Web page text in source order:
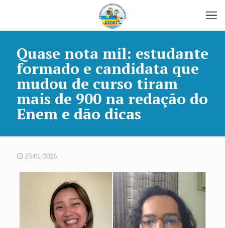
Quase nota mil: estudante
formado e candidata que
mudou de curso tiram
mais de 900 na redação do
Enem e dão dicas
23/01/2026